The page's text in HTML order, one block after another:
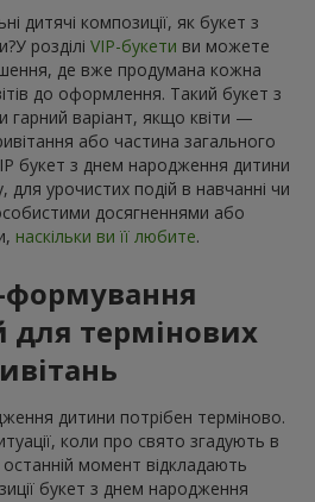
дитячі композиції, як букет з
розділі VIP-букети ви можете
де вже продумана кожна
до оформлення. Такий букет з
варіант, якщо квіти —
або частина загального
букет з днем народження дитини
для урочистих подій в навчанні чи
досягненнями або
наскільки ви її любите.
формування
для термінових
дитини потрібен терміново.
коли про свято згадують в
момент відкладають
букет з днем народження